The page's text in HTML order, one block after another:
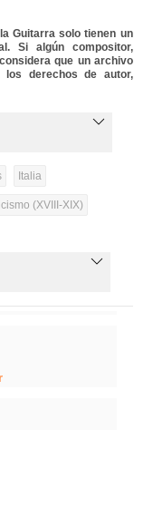
Guitarra solo tienen un
Si algún compositor,
que un archivo
los derechos de autor,
Italia
(XVIII-XIX)